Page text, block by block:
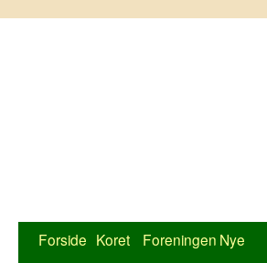
Forside Koret Foreningen Nye